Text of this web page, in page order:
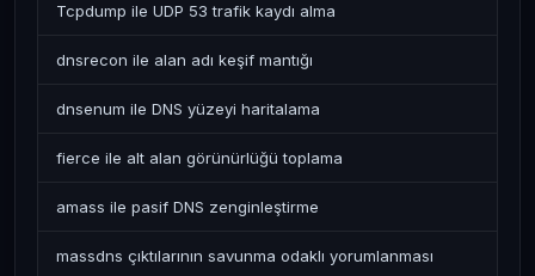
Tcpdump ile UDP 53 trafik kaydı alma
dnsrecon ile alan adı keşif mantığı
dnsenum ile DNS yüzeyi haritalama
fierce ile alt alan görünürlüğü toplama
amass ile pasif DNS zenginleştirme
massdns çıktılarının savunma odaklı yorumlanması